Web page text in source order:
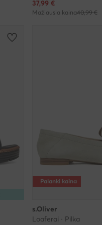
Dabartinė kaina
37,99 €
Mažiausia kaina40,99 €
Palanki kaina
s.Oliver
Loaferai · Pilka